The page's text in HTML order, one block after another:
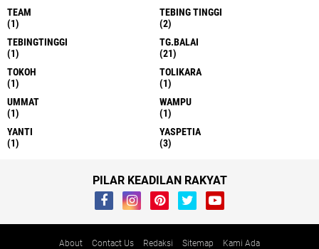
TEAM
(1)
TEBING TINGGI
(2)
TEBINGTINGGI
(1)
TG.BALAI
(21)
TOKOH
(1)
TOLIKARA
(1)
UMMAT
(1)
WAMPU
(1)
YANTI
(1)
YASPETIA
(3)
PILAR KEADILAN RAKYAT
About Contact Us Redaksi Sitemap Kami Ada